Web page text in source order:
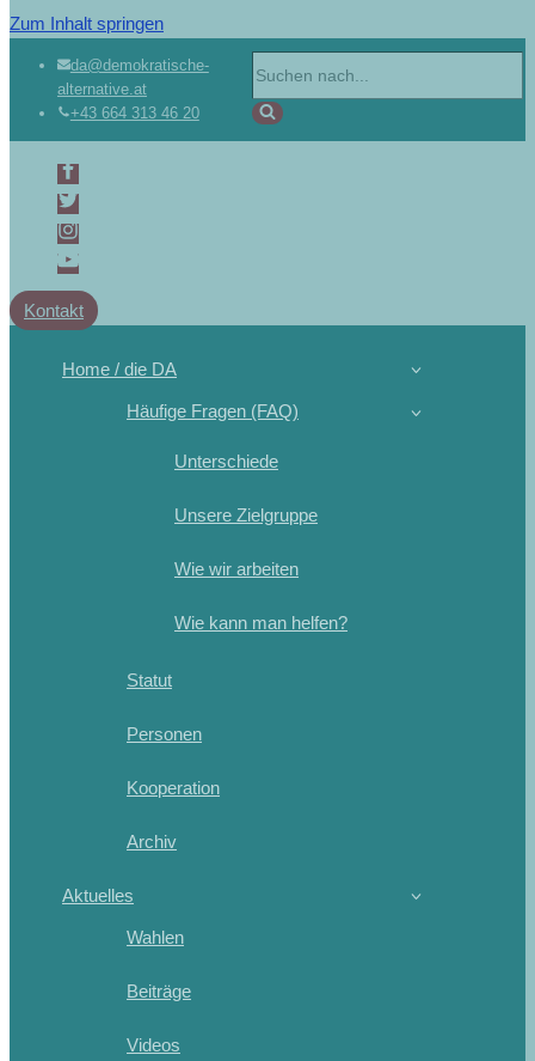
Zum Inhalt springen
da@demokratische-
alternative.at
+43 664 313 46 20
Kontakt
Home / die DA
Häufige Fragen (FAQ)
Unterschiede
Unsere Zielgruppe
Wie wir arbeiten
Wie kann man helfen?
Statut
Personen
Kooperation
Archiv
Aktuelles
Wahlen
Beiträge
Videos